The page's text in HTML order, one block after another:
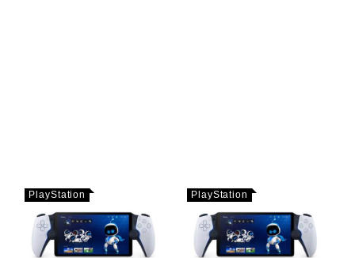
PlayStation PlayStation